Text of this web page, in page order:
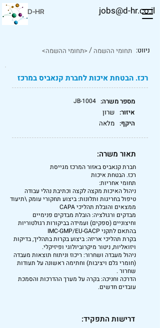
D-HR jobs@d-hr.co.il
ניווט: /<תחומי ההשמה> תחומי ההשמה
רכז. הבטחת איכות לחברת קנאביס במרכז
JB-1004 מספר משרה:
איזור: שרון
היקף: מלאה
תאור משרה:
חברת קנאביס באזור המרכז מגייסת
רכז. הבטחת איכות
תחומי אחריות:
ניהול האיכות מקצה לקצה וכתיבת נהלי עבודה
טיפול בחריגות ותלונות: ביצוע תחקורי עומק \תיעוד
ממצאים והובלת תהליכי CAPA
מבדקים ורגולציה: הובלת מבדקים פנימיים
וחיצוניים (ספקים) ועמידה בביקורות רגולטוריות
בהתאם לתקני IMC-GMP/EU-GACP
בקרת תהליכי אריזה: ביצוע בקרות בתהליך, בדיקות
ויזואליות, ניטור מיקרוביולוגי ופיזיקלי.
ניהול מעבדה ושחרור: ריכוז וניתוח תוצאות מעבדה
(חומרי גלם ויציבות) וחתימה ראשונה על תעודות
שחרור .
הדרכה וחניכה: בקרה על מערך ההדרכות והסמכת
עובדים חדשים.
דרישות התפקיד: